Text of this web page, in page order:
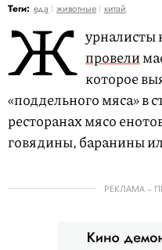
Теги: еда животные китай
Ж урналисты
провели
которое
«поддельного мяса» в
ресторанах мясо
говядины, баранины
РЕКЛАМА –